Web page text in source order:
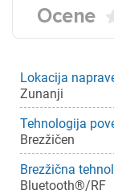
Ocene
Lokacija
Zunanji
Tehnologija
Brezžičen
Brezžična
Bluetooth®/RF